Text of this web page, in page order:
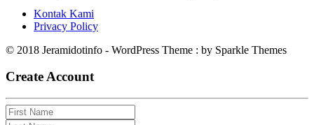
Kontak Kami
Privacy Policy
© 2018 Jeramidotinfo - WordPress Theme : by Sparkle Themes
Create Account